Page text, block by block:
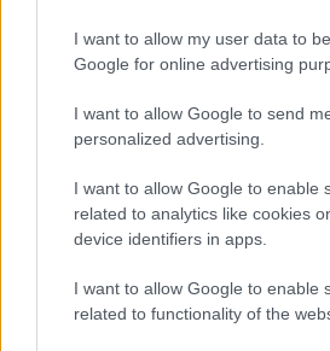
I want to allow my user data to
Google for online advertising
I want to allow Google to send
personalized advertising.
I want to allow Google to enable
related to analytics like cookies
device identifiers in apps.
I want to allow Google to enable
related to functionality of the
Continua a leggere
CONCERTI